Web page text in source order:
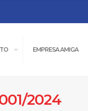
EMPRESA AMIGA
2024